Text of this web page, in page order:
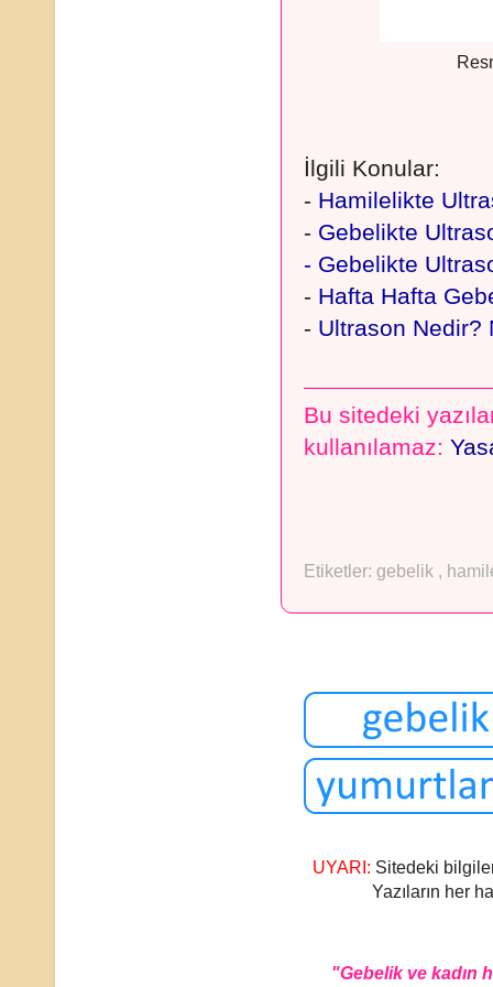
İlgili Konular:
- Hamilelikte
- Gebelikte
- Gebelikte
- Hafta Hafta
- Ultrason Nedir?
Bu sitedeki
kullanılamaz:
Etiketler: gebelik ,
UYARI: Sitedeki
Yazıların her
"Gebelik ve kadın